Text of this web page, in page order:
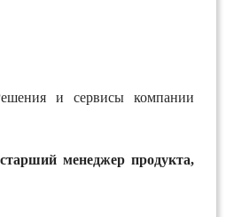
и сервисы компании
менеджер продукта,